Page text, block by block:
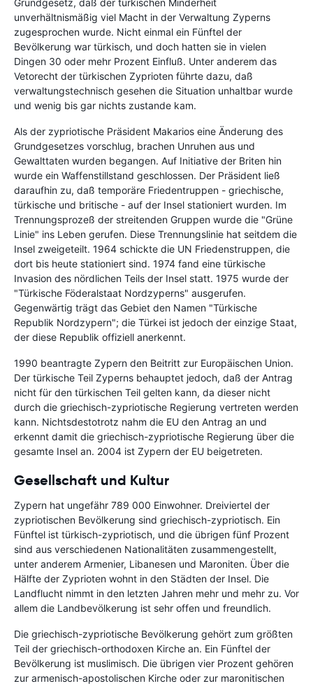
Grundgesetz, daß der türkischen Minderheit
unverhältnismäßig viel Macht in der Verwaltung Zyperns
zugesprochen wurde. Nicht einmal ein Fünftel der
Bevölkerung war türkisch, und doch hatten sie in vielen
Dingen 30 oder mehr Prozent Einfluß. Unter anderem das
Vetorecht der türkischen Zyprioten führte dazu, daß
verwaltungstechnisch gesehen die Situation unhaltbar wurde
und wenig bis gar nichts zustande kam.
Als der zypriotische Präsident Makarios eine Änderung des
Grundgesetzes vorschlug, brachen Unruhen aus und
Gewalttaten wurden begangen. Auf Initiative der Briten hin
wurde ein Waffenstillstand geschlossen. Der Präsident ließ
daraufhin zu, daß temporäre Friedentruppen - griechische,
türkische und britische - auf der Insel stationiert wurden. Im
Trennungsprozeß der streitenden Gruppen wurde die "Grüne
Linie" ins Leben gerufen. Diese Trennungslinie hat seitdem die
Insel zweigeteilt. 1964 schickte die UN Friedenstruppen, die
dort bis heute stationiert sind. 1974 fand eine türkische
Invasion des nördlichen Teils der Insel statt. 1975 wurde der
"Türkische Föderalstaat Nordzyperns" ausgerufen.
Gegenwärtig trägt das Gebiet den Namen "Türkische
Republik Nordzypern"; die Türkei ist jedoch der einzige Staat,
der diese Republik offiziell anerkennt.
1990 beantragte Zypern den Beitritt zur Europäischen Union.
Der türkische Teil Zyperns behauptet jedoch, daß der Antrag
nicht für den türkischen Teil gelten kann, da dieser nicht
durch die griechisch-zypriotische Regierung vertreten werden
kann. Nichtsdestotrotz nahm die EU den Antrag an und
erkennt damit die griechisch-zypriotische Regierung über die
gesamte Insel an. 2004 ist Zypern der EU beigetreten.
Gesellschaft und Kultur
Zypern hat ungefähr 789 000 Einwohner. Dreiviertel der
zypriotischen Bevölkerung sind griechisch-zypriotisch. Ein
Fünftel ist türkisch-zypriotisch, und die übrigen fünf Prozent
sind aus verschiedenen Nationalitäten zusammengestellt,
unter anderem Armenier, Libanesen und Maroniten. Über die
Hälfte der Zyprioten wohnt in den Städten der Insel. Die
Landflucht nimmt in den letzten Jahren mehr und mehr zu. Vor
allem die Landbevölkerung ist sehr offen und freundlich.
Die griechisch-zypriotische Bevölkerung gehört zum größten
Teil der griechisch-orthodoxen Kirche an. Ein Fünftel der
Bevölkerung ist muslimisch. Die übrigen vier Prozent gehören
zur armenisch-apostolischen Kirche oder zur maronitischen